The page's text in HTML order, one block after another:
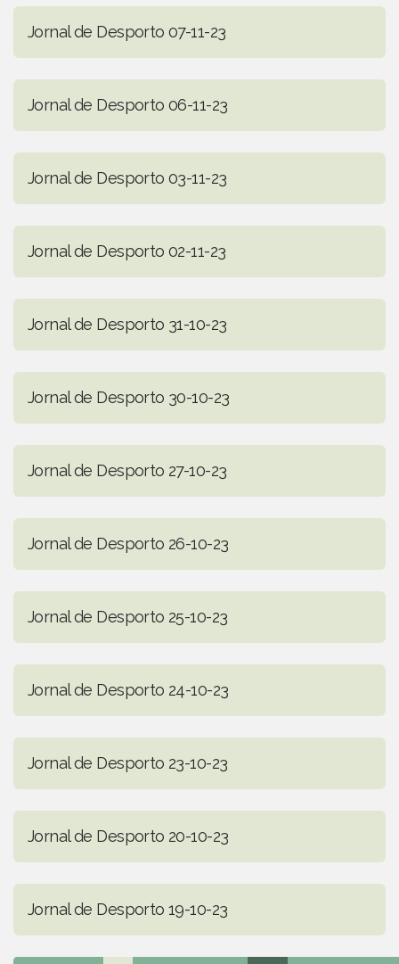
Jornal de Desporto 07-11-23
Jornal de Desporto 06-11-23
Jornal de Desporto 03-11-23
Jornal de Desporto 02-11-23
Jornal de Desporto 31-10-23
Jornal de Desporto 30-10-23
Jornal de Desporto 27-10-23
Jornal de Desporto 26-10-23
Jornal de Desporto 25-10-23
Jornal de Desporto 24-10-23
Jornal de Desporto 23-10-23
Jornal de Desporto 20-10-23
Jornal de Desporto 19-10-23